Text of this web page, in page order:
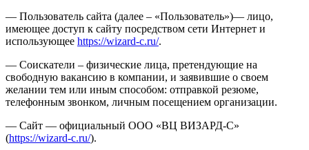
— Пользователь сайта (далее – «Пользователь»)— лицо,
имеющее доступ к сайту посредством сети Интернет и
использующее https://wizard-c.ru/.
— Соискатели – физические лица, претендующие на
свободную вакансию в компании, и заявившие о своем
желании тем или иным способом: отправкой резюме,
телефонным звонком, личным посещением организации.
— Сайт — официальный ООО «ВЦ ВИЗАРД-С»
(https://wizard-c.ru/).